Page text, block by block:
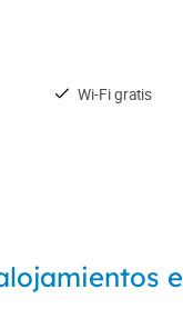
Wi-Fi gratis